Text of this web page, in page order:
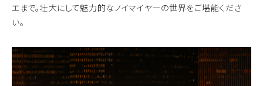
エまで。壮大にして魅力的なノイマイヤーの世界をご堪能くださ
い。